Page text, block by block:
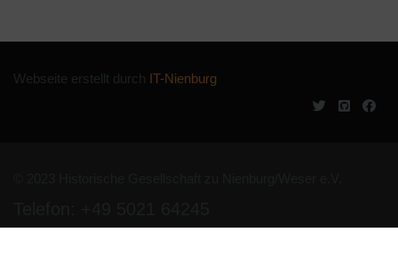
Webseite erstellt durch IT-Nienburg